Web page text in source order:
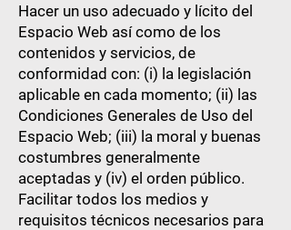
Hacer un uso adecuado y lícito del
Espacio Web así como de los
contenidos y servicios, de
conformidad con: (i) la legislación
aplicable en cada momento; (ii) las
Condiciones Generales de Uso del
Espacio Web; (iii) la moral y buenas
costumbres generalmente
aceptadas y (iv) el orden público.
Facilitar todos los medios y
requisitos técnicos necesarios para